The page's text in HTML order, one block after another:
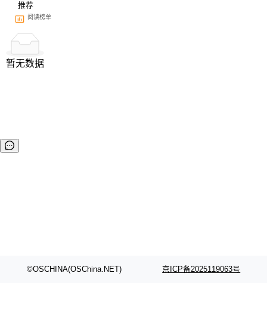
推荐
阅读榜单
暂无数据
©OSCHINA(OSChina.NET) 京ICP备2025119063号